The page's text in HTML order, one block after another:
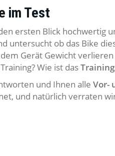
im Test
ersten Blick hochwertig
untersucht ob das Bike
Gerät Gewicht
Wie ist das
und Ihnen alle Vor-
und natürlich verraten